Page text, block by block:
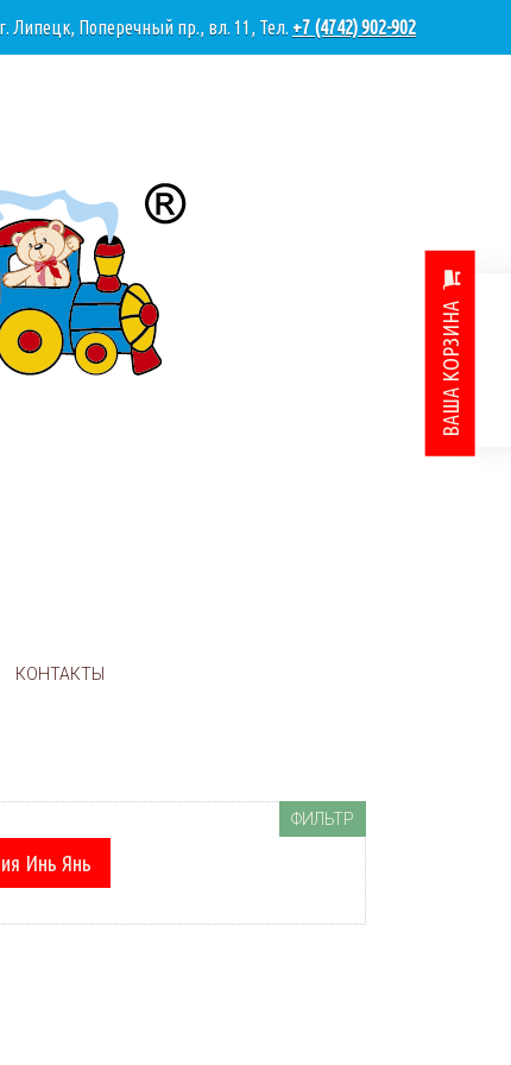
г. Липецк, Поперечный пр., вл. 11, Тел. +7 (4742) 902-902
КОНТАКТЫ
ВАША КОРЗИНА
ФИЛЬТР
Инь Янь